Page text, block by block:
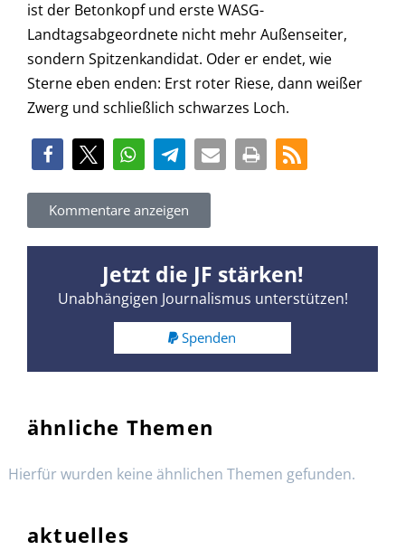
ist der Betonkopf und erste WASG-
Landtagsabgeordnete nicht mehr Außenseiter,
sondern Spitzenkandidat. Oder er endet, wie
Sterne eben enden: Erst roter Riese, dann weißer
Zwerg und schließlich schwarzes Loch.
Kommentare anzeigen
Jetzt die JF stärken!
Unabhängigen Journalismus unterstützen!
Spenden
ähnliche Themen
Hierfür wurden keine ähnlichen Themen gefunden.
aktuelles